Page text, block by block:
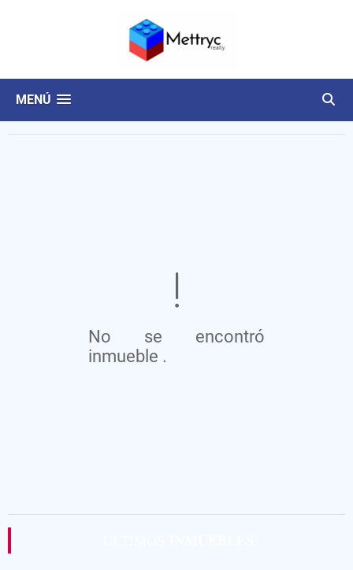
MENÚ
No se encontró
inmueble .